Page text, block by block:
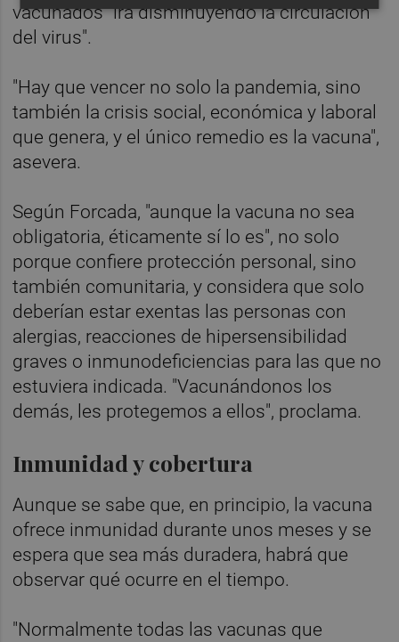
vacunados "irá disminuyendo la circulación
del virus".
"Hay que vencer no solo la pandemia, sino
también la crisis social, económica y laboral
que genera, y el único remedio es la vacuna",
asevera.
Según Forcada, "aunque la vacuna no sea
obligatoria, éticamente sí lo es", no solo
porque confiere protección personal, sino
también comunitaria, y considera que solo
deberían estar exentas las personas con
alergias, reacciones de hipersensibilidad
graves o inmunodeficiencias para las que no
estuviera indicada. "Vacunándonos los
demás, les protegemos a ellos", proclama.
Inmunidad y cobertura
Aunque se sabe que, en principio, la vacuna
ofrece inmunidad durante unos meses y se
espera que sea más duradera, habrá que
observar qué ocurre en el tiempo.
"Normalmente todas las vacunas que